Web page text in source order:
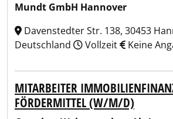
Mundt GmbH Hannover
Davenstedter Str. 138, 30453
Deutschland
Vollzeit Keine
MITARBEITER
FÖRDERMITTEL (W/M/D)